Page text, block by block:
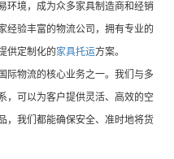
环境，成为众多家具制造商和经销
经验丰富的物流公司，拥有专业的
供定制化的家具托运方案。
际物流的核心业务之一。我们与多
，可以为客户提供灵活、高效的空
，我们都能确保安全、准时地将货